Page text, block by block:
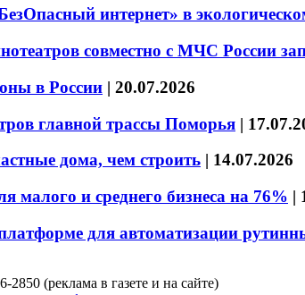
интернет» в
совместно с МЧС России
в России | 20.07.2026
главной трассы Поморья |
дома, чем строить | 14.07.2026
малого и среднего бизнеса на 76% |
для автоматизации
(реклама в газете и на сайте)